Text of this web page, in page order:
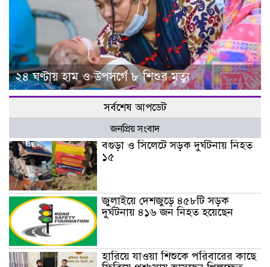
২৪ ঘণ্টায় হাম ও উপসর্গে ৮ শিশুর মৃত্যু
সর্বশেষ আপডেট
জনপ্রিয় সংবাদ
বগুড়া ও সিলেটে সড়ক দুর্ঘটনায় নিহত
১৫
জুলাইয়ে দেশজুড়ে ৪৫৮টি সড়ক
দুর্ঘটনায় ৪১৬ জন নিহত হয়েছেন
হারিয়ে যাওয়া শিশুকে পরিবারের কাছে